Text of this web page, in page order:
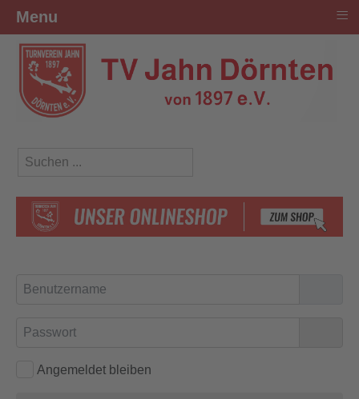
Suchen ...
Benutzername
Passwort
Angemeldet bleiben
Menu ≡